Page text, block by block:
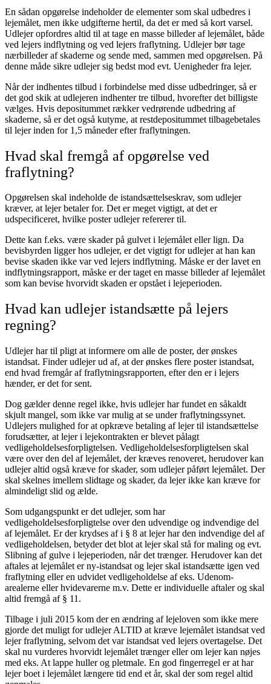
En sådan opgørelse indeholder de elementer som skal udbedres i
lejemålet, men ikke udgifterne hertil, da det er med så kort varsel.
Udlejer opfordres altid til at tage en masse billeder af lejemålet, både
ved lejers indflytning og ved lejers fraflytning. Udlejer bør tage
nærbilleder af skaderne og sende med, sammen med opgørelsen. På
denne måde sikre udlejer sig bedst mod evt. Uenigheder fra lejer.
Når der indhentes tilbud i forbindelse med disse udbedringer, så er
det god skik at udlejeren indhenter tre tilbud, hvorefter det billigste
vælges. Hvis depositummet rækker vedrørende udbedring af
skaderne, så er det også kutyme, at restdepositummet tilbagebetales
til lejer inden for 1,5 måneder efter fraflytningen.
Hvad skal fremgå af opgørelse ved
fraflytning?
Opgørelsen skal indeholde de istandsættelseskrav, som udlejer
kræver, at lejer betaler for. Det er meget vigtigt, at det er
udspecificeret, hvilke poster udlejer refererer til.
Dette kan f.eks. være skader på gulvet i lejemålet eller lign. Da
bevisbyrden ligger hos udlejer, er det vigtigt for udlejer at han kan
bevise skaden ikke var ved lejers indflytning. Måske er der lavet en
indflytningsrapport, måske er der taget en masse billeder af lejemålet
som kan bevise hvorvidt skaden er opstået i lejeperioden.
Hvad kan udlejer istandsætte på lejers
regning?
Udlejer har til pligt at informere om alle de poster, der ønskes
istandsat. Finder udlejer ud af, at der ønskes flere poster istandsat,
end hvad fremgår af fraflytningsrapporten, efter den er i lejers
hænder, er det for sent.
Dog gælder denne regel ikke, hvis udlejer har fundet en såkaldt
skjult mangel, som ikke var mulig at se under fraflytningssynet.
Udlejers mulighed for at opkræve betaling af lejer til istandsættelse
forudsætter, at lejer i lejekontrakten er blevet pålagt
vedligeholdelsesforpligtelsen. Vedligeholdelsesforpligtelsen skal
være over den del af lejemålet, der kræves renoveret, herudover kan
udlejer altid også kræve for skader, som udlejer påført lejemålet. Der
skal skelnes imellem slidtage og skader, da lejer ikke kan kræve for
almindeligt slid og ælde.
Som udgangspunkt er det udlejer, som har
vedligeholdelsesforpligtelse over den udvendige og indvendige del
af lejemålet. Er der krydses af i § 8 at lejer har den indvendige del af
vedligeholdelsen, betyder det blot at lejer skal stå for maling og evt.
Slibning af gulve i lejeperioden, når det trænger. Herudover kan det
aftales at lejemålet er ny-istandsat og lejer skal istandsætte igen ved
fraflytning eller en udvidet vedligeholdelse af eks. Udenom-
arealerne eller hvidevarerne m.v. Dette er individuelle aftaler og skal
altid fremgå af § 11.
Tilbage i juli 2015 kom der en ændring af lejeloven som ikke mere
gjorde det muligt for udlejer ALTID at kræve lejemålet istandsat ved
lejer fraflytning, selvom det var istandsat ved lejers overtagelse. Det
skal nu vurderes hvorvidt lejemålet trænger eller om lejer kan nøjes
med eks. At lappe huller og pletmale. En god fingerregel er at har
lejer boet i lejemålet længere tid end et år, skal der som regel altid